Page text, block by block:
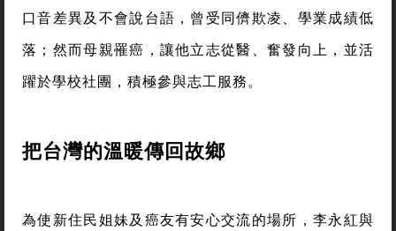
口音差異及不會說台語，曾受同儕欺凌、學業成績低
落；然而母親罹癌，讓他立志從醫、奮發向上，並活
躍於學校社團，積極參與志工服務。
把台灣的溫暖傳回故鄉
為使新住民姐妹及癌友有安心交流的場所，李永紅與